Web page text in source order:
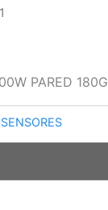
PARED 180G
SENSORES